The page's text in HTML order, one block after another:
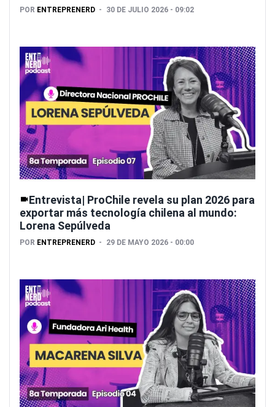
POR ENTREPRENERD 30 DE JULIO 2026 - 09:02
Entrevista| ProChile revela su plan 2026 para
exportar más tecnología chilena al mundo:
Lorena Sepúlveda
POR ENTREPRENERD 29 DE MAYO 2026 - 00:00